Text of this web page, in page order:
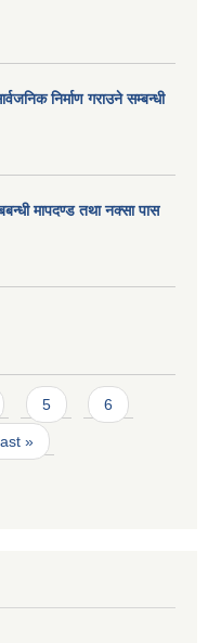
निर्माण गराउने सम्बन्धी
मापदण्ड तथा नक्सा पास
5 6
»